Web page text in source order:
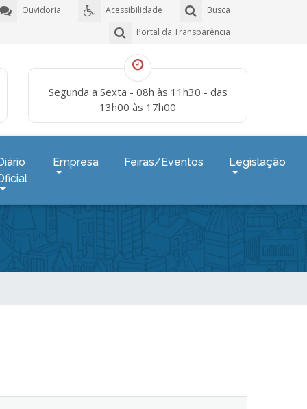
Busca
Acessibilidade
Ouvidoria
Portal da Transparência
Segunda a Sexta - 08h às 11h30 - das
13h00 às 17h00
Empresa Feiras/Eventos Legislação